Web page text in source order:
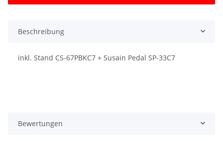
Beschreibung
inkl. Stand CS-67PBKC7 + Susain Pedal SP-33C7
Bewertungen